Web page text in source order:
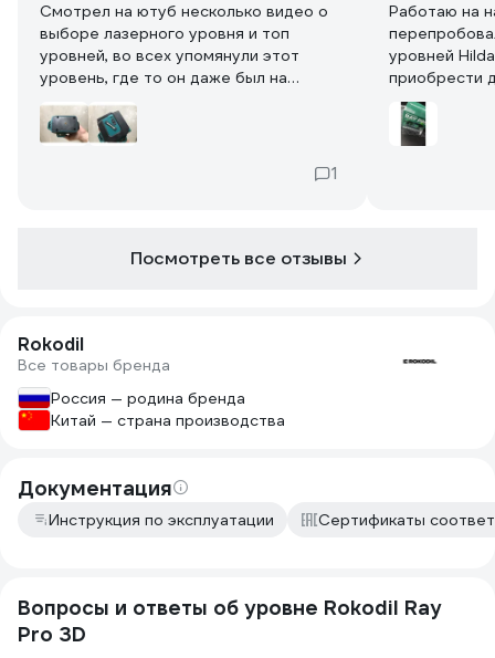
Смотрел на ютуб несколько видео о
выборе лазерного уровня и топ
уровней, во всех упомянули этот
уровень, где то он даже был на
обзорщиков нет опыта его
использования от слова совсем. Я
даже не успел закончить один объект,
снял все. Надпись покорил на корпусе
1
Работаю на
уровней
приобрести
посмотрел
любой
Посмотреть все отзывы
Rokodil
Все товары бренда
Россия — родина бренда
Китай — страна производства
Документация
Инструкция по эксплуатации Сертификаты
Вопросы и ответы об уровне Rokodil Ray
Pro 3D